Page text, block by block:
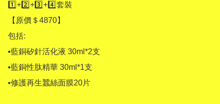
1️⃣+2️⃣+3️⃣+4️⃣套裝
【原價＄4870】
包括:
▪藍銅矽針活化液 30ml*2支
▪藍銅性肽精華 30ml*1支
▪修護再生蠶絲面膜20片